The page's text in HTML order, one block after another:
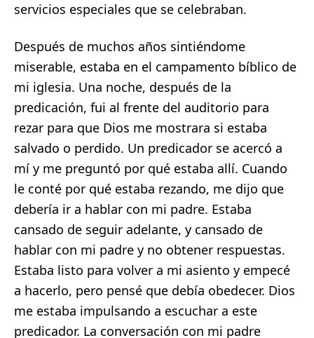
servicios especiales que se celebraban.
Después de muchos años sintiéndome
miserable, estaba en el campamento bíblico de
mi iglesia. Una noche, después de la
predicación, fui al frente del auditorio para
rezar para que Dios me mostrara si estaba
salvado o perdido. Un predicador se acercó a
mí y me preguntó por qué estaba allí. Cuando
le conté por qué estaba rezando, me dijo que
debería ir a hablar con mi padre. Estaba
cansado de seguir adelante, y cansado de
hablar con mi padre y no obtener respuestas.
Estaba listo para volver a mi asiento y empecé
a hacerlo, pero pensé que debía obedecer. Dios
me estaba impulsando a escuchar a este
predicador. La conversación con mi padre